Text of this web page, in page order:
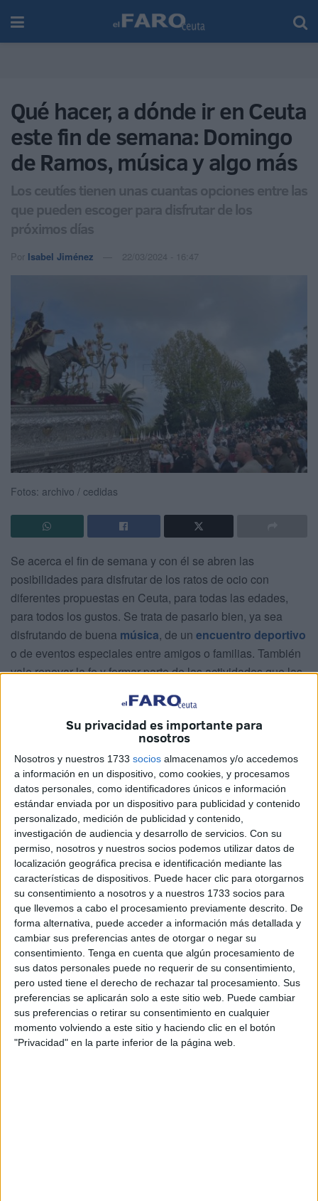
Su privacidad es importante para
nosotros
Nosotros y nuestros 1733 socios almacenamos y/o accedemos
a información en un dispositivo, como cookies, y procesamos
datos personales, como identificadores únicos e información
estándar enviada por un dispositivo para publicidad y contenido
personalizado, medición de publicidad y contenido,
investigación de audiencia y desarrollo de servicios. Con su
permiso, nosotros y nuestros socios podemos utilizar datos de
localización geográfica precisa e identificación mediante las
características de dispositivos. Puede hacer clic para otorgarnos
su consentimiento a nosotros y a nuestros 1733 socios para
que llevemos a cabo el procesamiento previamente descrito. De
forma alternativa, puede acceder a información más detallada y
cambiar sus preferencias antes de otorgar o negar su
consentimiento. Tenga en cuenta que algún procesamiento de
sus datos personales puede no requerir de su consentimiento,
pero usted tiene el derecho de rechazar tal procesamiento. Sus
preferencias se aplicarán solo a este sitio web. Puede cambiar
sus preferencias o retirar su consentimiento en cualquier
momento volviendo a este sitio y haciendo clic en el botón
"Privacidad" en la parte inferior de la página web.
Qué hacer, a dónde ir en Ceuta
este fin de semana: Domingo
de Ramos, música y algo más
Los ceutíes tienen unas cuantas opciones entre las
que pueden escoger para disfrutar de los
próximos días
Por Isabel Jiménez 22/03/2024 - 16:47
Fotos: archivo / cedidas
Se acerca el fin de semana y con él se abren las
posibilidades para disfrutar de los ratos de ocio con
diferentes propuestas en Ceuta, para todas las edades,
para todos los gustos. Se trata de pasarlo bien, ya sea
disfrutando de buena música, de un encuentro deportivo
o de eventos especiales entre amigos o familias. También
vale renovar la fe y formar parte de las actividades que las
La agenda comienza este viernes a las 17:30 horas. El
centro cultural Al Idrissi invita a larecitación del Corán en
Taywiden el salón de actos del complejo deportivoJosé
Martínez Pirri.
A las 18:00 horas, el artistaPako Vegase estará
presentando en la Sala Denver.